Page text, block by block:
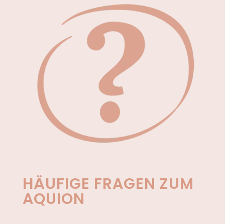
HÄUFIGE FRAGEN ZUM
AQUION